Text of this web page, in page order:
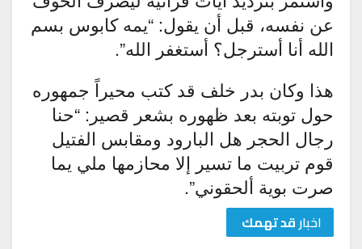
عن نفسه، قبل أن يقول: “يمه كابوس بسم
الله أنا أسترجل؟ أستغفر الله”.
هذا وكان بدر خلف قد كتب محيراً جمهوره
حول توبته بعد ظهوره بشعر قصير: “حنا
رجال الحجر هل البارود ومقابس الفتيل
قوم تربيت ما تسير إلا محازمها ملي يما
صرت بوية ألحقوني”.
اخبارقد تهمك